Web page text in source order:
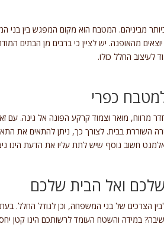
מביניהם. המטבח הוא מקום המפגש בין בני
מהאופנה. יש לציין כי ברבים מן הבתים
לעיצוב החלל כולו.
כפרי
מרווח, מואר וצמוד קרקע הפונה אל גינה.
השוררת בבית. לצורך כך, ניתן להתאים את
חשוב נוסף שיש לתת עליו את הדעת הינו
ואל הבית שלכם
הצרכים של בני המשפחה, וכן לגודל
במידה והשטח העומד לרשותכם הינו קטן